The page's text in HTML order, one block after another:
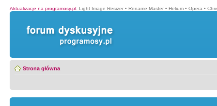
Aktualizacje na programosy.pl: Light Image Resizer • Rename Master • Helium • Opera •
Strona główna